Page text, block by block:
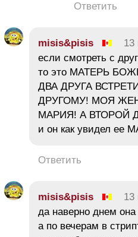
Ответить
misis&pisis 13
если смотреть с
то это МАТЕРЬ
ДВА ДРУГА
ДРУГОМУ! МОЯ
МАРИЯ! А ВТОРОЙ
и он как увидел
Ответить
misis&pisis 13
да наверно днем
а по вечерам в